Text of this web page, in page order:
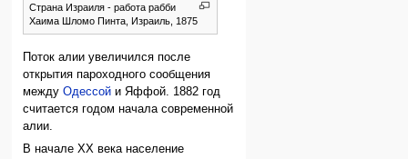
Страна Израиля - работа рабби
Хаима Шломо Пинта, Израиль, 1875
Поток алии увеличился после
открытия пароходного сообщения
междуОдессой и Яффой. 1882 год
считается годом начала современной
алии.
В начале XX века население